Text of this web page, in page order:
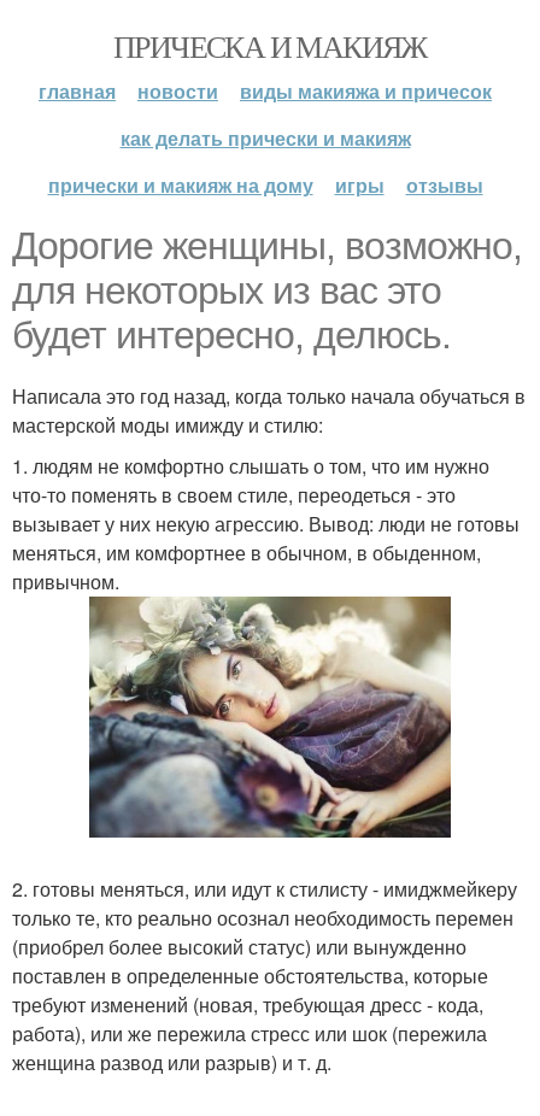
ПРИЧЕСКА И МАКИЯЖ
главная новости
виды макияжа и причесок
как делать прически и макияж
прически и макияж на дому
игры отзывы
Дорогие женщины, возможно,
для некоторых из вас это
будет интересно, делюсь.
Написала это год назад, когда только начала обучаться в
мастерской моды имижду и стилю:
1. людям не комфортно слышать о том, что им нужно
что-то поменять в своем стиле, переодеться - это
вызывает у них некую агрессию. Вывод: люди не готовы
меняться, им комфортнее в обычном, в обыденном,
привычном.
2. готовы меняться, или идут к стилисту - имиджмейкеру
только те, кто реально осознал необходимость перемен
(приобрел более высокий статус) или вынужденно
поставлен в определенные обстоятельства, которые
требуют изменений (новая, требующая дресс - кода,
работа), или же пережила стресс или шок (пережила
женщина развод или разрыв) и т. д.